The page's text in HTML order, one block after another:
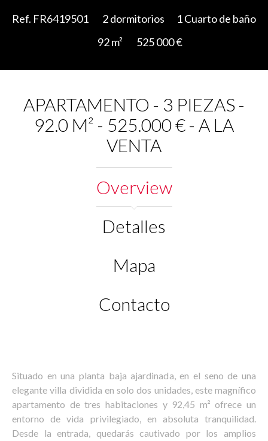
Ref. FR6419501 2 dormitorios
1 Cuarto de baño
92 m²
525 000 €
APARTAMENTO - 3 PIEZAS -
92.0 M² - 525.000 € - A LA
VENTA
Overview
Detalles
Mapa
Contacto
Situado en una planta baja ajardinada, en el seno de una
elegante villa dividida en solo dos unidades, este magnífico
apartamento de tres habitaciones y 92,45 m² ofrece un
entorno de vida privilegiado, en absoluta tranquilidad.
Desde la entrada, quedarás cautivado por los amplios